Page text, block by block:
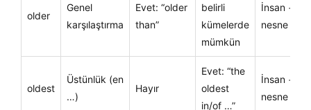
older
Genel
karşılaştırma
Evet: “older
than”
belirli
kümelerde
mümkün
İnsan +
nesne
oldest
Üstünlük (en
…)
Hayır
Evet: “the
oldest
in/of …”
İnsan +
nesne